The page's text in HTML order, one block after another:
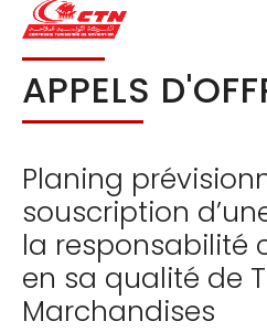
APPELS
Planing
souscription
la responsabilité
en sa qualité de
Marchandises